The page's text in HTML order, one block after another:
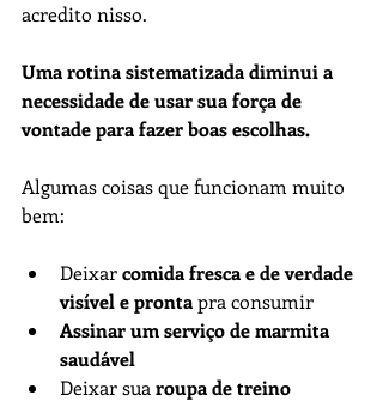
acredito nisso.
Uma rotina sistematizada diminui a
necessidade de usar sua força de
vontade para fazer boas escolhas.
Algumas coisas que funcionam muito
bem:
Deixar comida fresca e de verdade
visível e pronta pra consumir
Assinar um serviço de marmita
saudável
Deixar sua roupa de treino